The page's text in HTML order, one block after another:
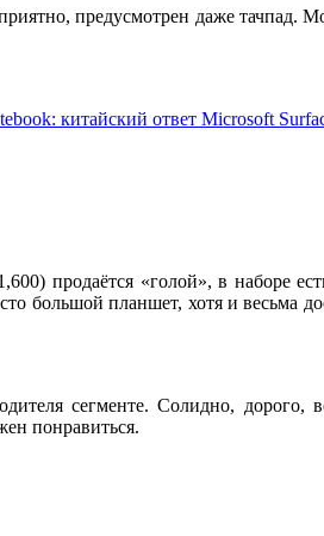
предусмотрен даже
продаётся «голой», в наборе
большой планшет, хотя и
сегменте. Солидно,
понравиться.